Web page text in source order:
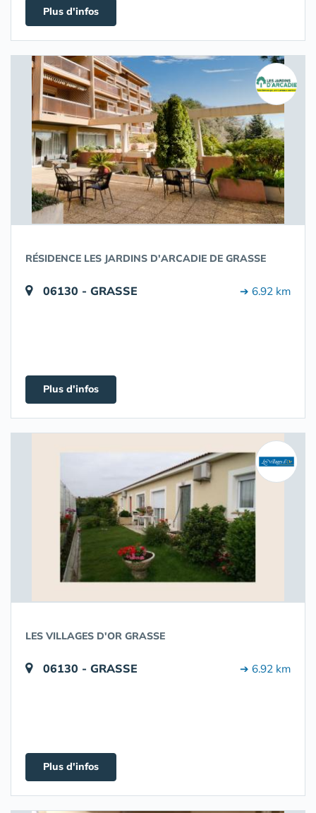
Plus d'infos
RÉSIDENCE LES JARDINS D'ARCADIE DE GRASSE
06130 - GRASSE ➔ 6.92 km
Plus d'infos
LES VILLAGES D'OR GRASSE
06130 - GRASSE ➔ 6.92 km
Plus d'infos